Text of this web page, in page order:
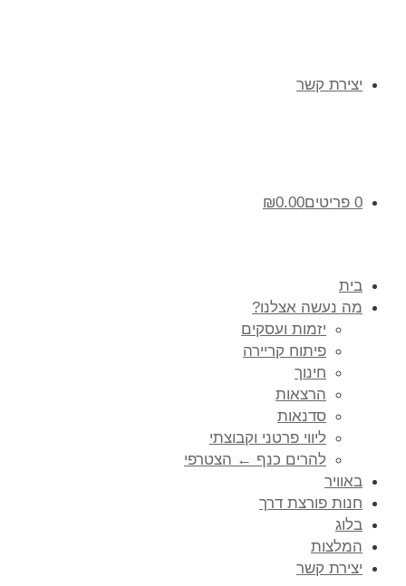
יצירת קשר
0 פריטים ₪0.00
בית
מה נעשה אצלנו?
יזמות ועסקים
פיתוח קריירה
חינוך
הרצאות
סדנאות
ליווי פרטני וקבוצתי
להרים כנף ← הצטרפי
באוויר
חנות פורצת דרך
בלוג
המלצות
יצירת קשר